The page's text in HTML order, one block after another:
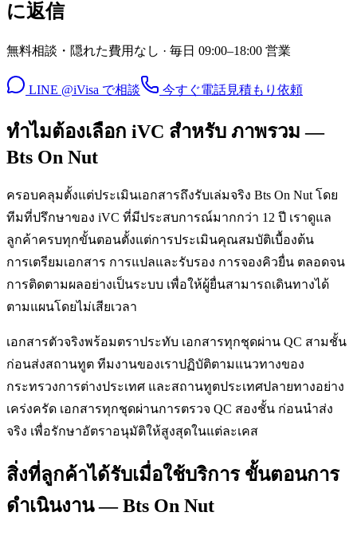
に返信
無料相談・隠れた費用なし · 毎日 09:00–18:00 営業
LINE @iVisa で相談 今すぐ電話見積もり依頼
ทำไมต้องเลือก iVC สำหรับ ภาพรวม —
Bts On Nut
ครอบคลุมตั้งแต่ประเมินเอกสารถึงรับเล่มจริง Bts On Nut โดย
ทีมที่ปรึกษาของ iVC ที่มีประสบการณ์มากกว่า 12 ปี เราดูแล
ลูกค้าครบทุกขั้นตอนตั้งแต่การประเมินคุณสมบัติเบื้องต้น
การเตรียมเอกสาร การแปลและรับรอง การจองคิวยื่น ตลอดจน
การติดตามผลอย่างเป็นระบบ เพื่อให้ผู้ยื่นสามารถเดินทางได้
ตามแผนโดยไม่เสียเวลา
เอกสารตัวจริงพร้อมตราประทับ เอกสารทุกชุดผ่าน QC สามชั้น
ก่อนส่งสถานทูต ทีมงานของเราปฏิบัติตามแนวทางของ
กระทรวงการต่างประเทศ และสถานทูตประเทศปลายทางอย่าง
เคร่งครัด เอกสารทุกชุดผ่านการตรวจ QC สองชั้น ก่อนนำส่ง
จริง เพื่อรักษาอัตราอนุมัติให้สูงสุดในแต่ละเคส
สิ่งที่ลูกค้าได้รับเมื่อใช้บริการ ขั้นตอนการ
ดำเนินงาน — Bts On Nut